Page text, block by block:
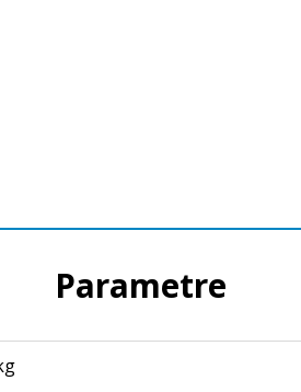
Parametre